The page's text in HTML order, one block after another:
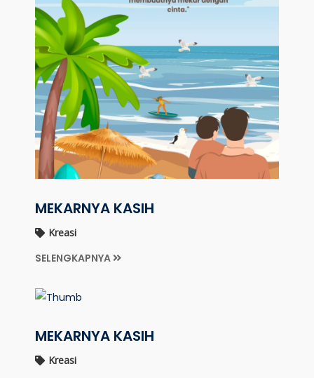
MEKARNYA KASIH
Kreasi
SELENGKAPNYA
MEKARNYA KASIH
Kreasi